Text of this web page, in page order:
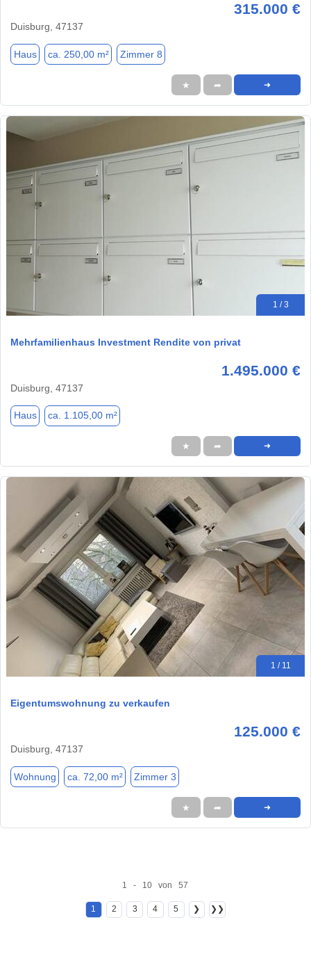
315.000 €
Duisburg, 47137
Haus ca. 250,00 m² Zimmer 8
★ ➦ ➜
1 / 3
Mehrfamilienhaus Investment Rendite von privat
1.495.000 €
Duisburg, 47137
Haus ca. 1.105,00 m²
★ ➦ ➜
1 / 11
Eigentumswohnung zu verkaufen
125.000 €
Duisburg, 47137
Wohnung ca. 72,00 m² Zimmer 3
★ ➦ ➜
1 - 10 von 57
1 2 3 4 5 ❯ ❯❯